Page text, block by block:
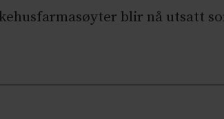
blir nå utsatt